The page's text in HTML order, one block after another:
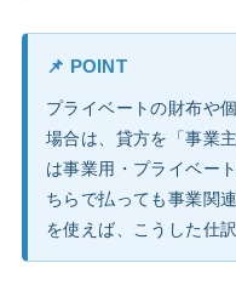
📌 POINT
プライベートの財布や
場合は、貸方を「事業
は事業用・プライベー
ちらで払っても事業関
を使えば、こうした仕